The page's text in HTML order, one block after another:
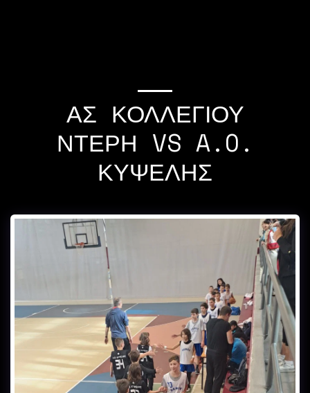
ΑΣ ΚΟΛΛΕΓΙΟΥ
ΝΤΕΡΗ VS A.O.
ΚΥΨΕΛΗΣ